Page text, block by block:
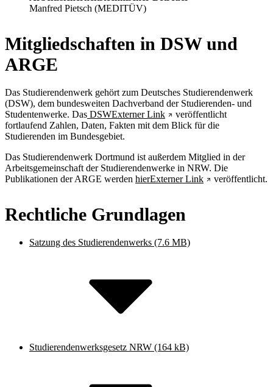
Manfred Pietsch (MEDITÜV)
Mitgliedschaften in DSW und
ARGE
Das Studierendenwerk gehört zum Deutsches Studierendenwerk
(DSW), dem bundesweiten Dachverband der Studierenden- und
Studentenwerke. Das DSWExterner Link
veröffentlicht
fortlaufend Zahlen, Daten, Fakten mit dem Blick für die
Studierenden im Bundesgebiet.
Das Studierendenwerk Dortmund ist außerdem Mitglied in der
Arbeitsgemeinschaft der Studierendenwerke in NRW. Die
Publikationen der ARGE werden hierExterner Link veröffentlicht.
Rechtliche Grundlagen
Satzung des Studierendenwerks (7.6 MB)
Studierendenwerksgesetz NRW (164 kB)